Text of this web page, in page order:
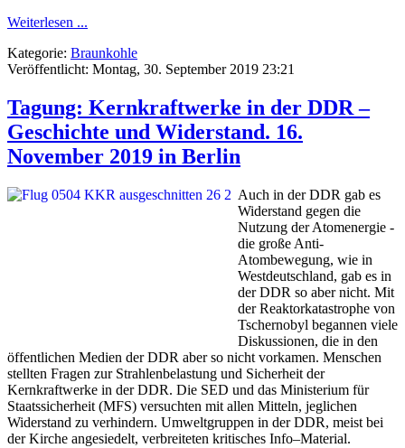
Weiterlesen ...
Kategorie: Braunkohle
Veröffentlicht: Montag, 30. September 2019 23:21
Tagung: Kernkraftwerke in der DDR –
Geschichte und Widerstand. 16.
November 2019 in Berlin
Auch in der DDR gab es
Widerstand gegen die
Nutzung der Atomenergie -
die große Anti-
Atombewegung, wie in
Westdeutschland, gab es in
der DDR so aber nicht. Mit
der Reaktorkatastrophe von
Tschernobyl begannen viele
Diskussionen, die in den
öffentlichen Medien der DDR aber so nicht vorkamen. Menschen
stellten Fragen zur Strahlenbelastung und Sicherheit der
Kernkraftwerke in der DDR. Die SED und das Ministerium für
Staatssicherheit (MFS) versuchten mit allen Mitteln, jeglichen
Widerstand zu verhindern. Umweltgruppen in der DDR, meist bei
der Kirche angesiedelt, verbreiteten kritisches Info–Material.